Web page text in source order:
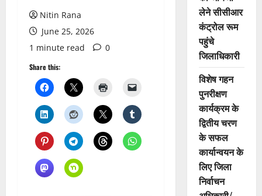
Nitin Rana
June 25, 2026
1 minute read
0
Share this:
लेने सीसीआर
कंट्रोल रूम
पहुंचे
जिलाधिकारी
विशेष गहन
पुनरीक्षण
कार्यक्रम के
द्वितीय चरण
के सफल
कार्यान्वयन के
लिए जिला
निर्वाचन